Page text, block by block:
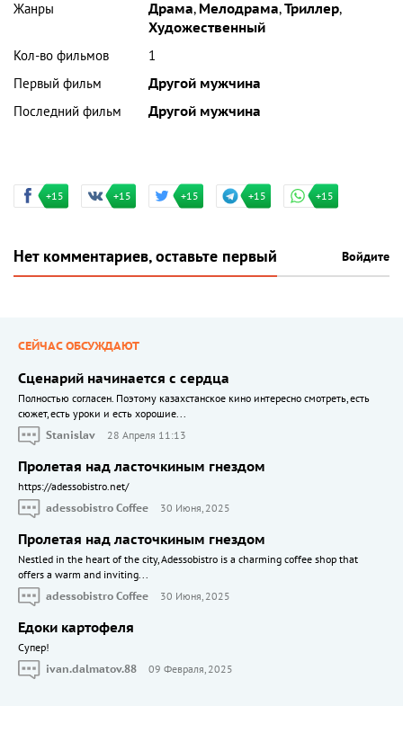
Жанры
Драма, Мелодрама,Триллер,
Художественный
Кол-во фильмов
1
Первый фильм
Другой мужчина
Последний фильм
Другой мужчина
+15 +15 +15 +15 +15
Нет комментариев, оставьте первый Войдите
СЕЙЧАС ОБСУЖДАЮТ
Сценарий начинается с сердца
Полностью согласен. Поэтому казахстанское кино интересно смотреть, есть
сюжет, есть уроки и есть хорошие...
Stanislav
28 Апреля 11:13
Пролетая над ласточкиным гнездом
https://adessobistro.net/
adessobistro Coffee
30 Июня, 2025
Пролетая над ласточкиным гнездом
Nestled in the heart of the city, Adessobistro is a charming coffee shop that
offers a warm and inviting...
adessobistro Coffee
30 Июня, 2025
Едоки картофеля
Cупер!
ivan.dalmatov.88
09 Февраля, 2025